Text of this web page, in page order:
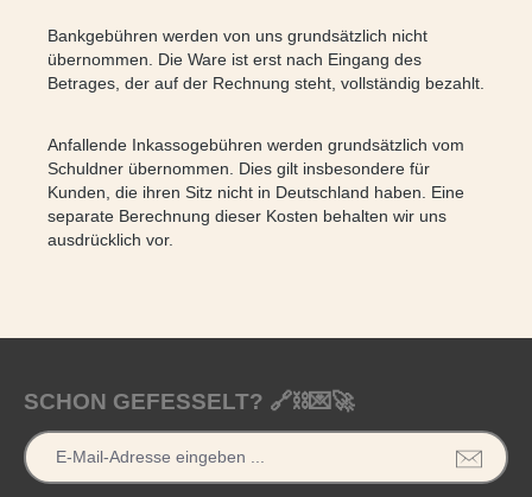
Bankgebühren werden von uns grundsätzlich nicht
übernommen. Die Ware ist erst nach Eingang des
Betrages, der auf der Rechnung steht, vollständig bezahlt.
Anfallende Inkassogebühren werden grundsätzlich vom
Schuldner übernommen. Dies gilt insbesondere für
Kunden, die ihren Sitz nicht in Deutschland haben. Eine
separate Berechnung dieser Kosten behalten wir uns
ausdrücklich vor.
SCHON GEFESSELT? 🔗⛓️💌🚀